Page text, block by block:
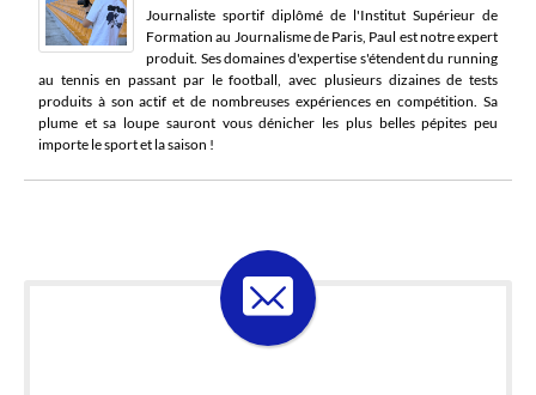
Journaliste sportif diplômé de l'Institut Supérieur de
Formation au Journalisme de Paris, Paul est notre expert
produit. Ses domaines d'expertise s'étendent du running
au tennis en passant par le football, avec plusieurs dizaines de tests
produits à son actif et de nombreuses expériences en compétition. Sa
plume et sa loupe sauront vous dénicher les plus belles pépites peu
importe le sport et la saison !